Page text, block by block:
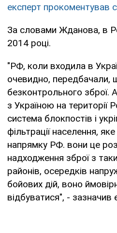
експерт прокоментував
За словами Жданова, в
2014 році.
"РФ, коли входила в
очевидно, передбачали,
безконтрольного
з Україною на території
система блокпостів і
фільтрації населення,
напрямку РФ. вони це
надходження зброї з
районів, осередків
бойових дій, воно
відбуватися", - зазначив